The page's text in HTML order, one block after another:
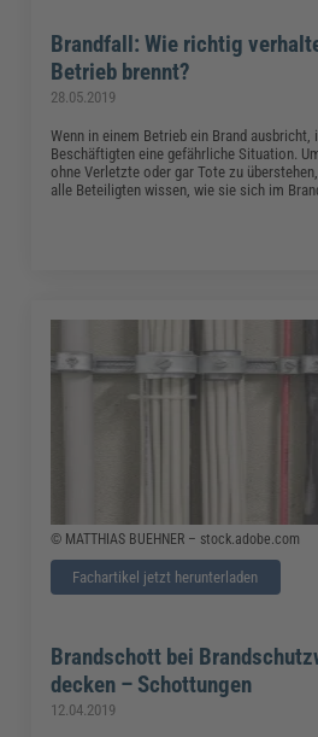
Brandfall: Wie richtig
Betrieb brennt?
28.05.2019
Wenn in einem Betrieb ein Brand ausbricht,
Beschäftigten eine gefährliche Situation.
ohne Verletzte oder gar Tote zu
alle Beteiligten wissen, wie sie sich im
© MATTHIAS BUEHNER – stock.adobe.com
Fachartikel jetzt herunterladen
Brandschott bei
decken – Schottungen
12.04.2019